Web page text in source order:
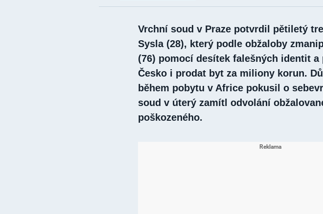
Vrchní soud v Praze potvrdil pětiletý
Sysla (28), který podle obžaloby
(76) pomocí desítek falešných identit
Česko i prodat byt za miliony korun.
během pobytu v Africe pokusil o
soud v úterý zamítl odvolání
poškozeného.